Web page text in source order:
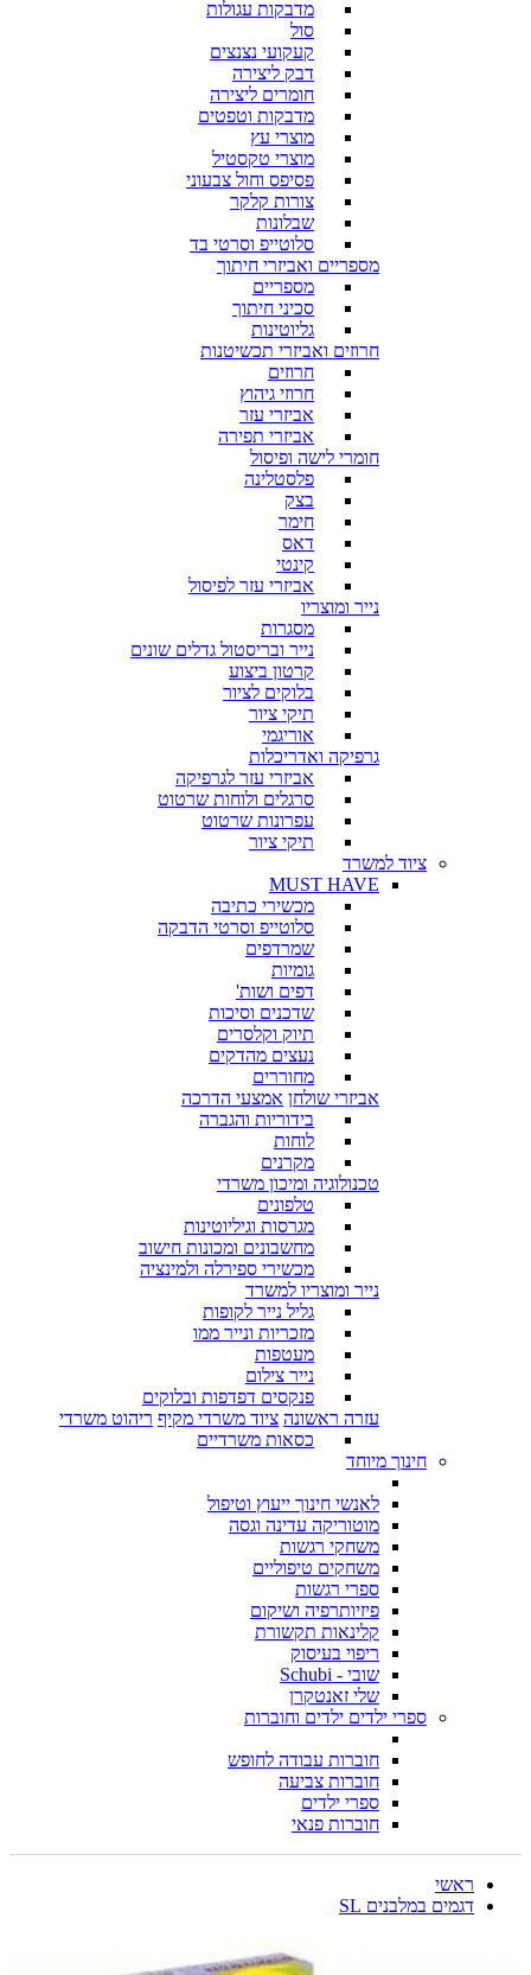
מדבקות עגולות
סול
קעקועי נצנצים
דבק ליצירה
חומרים ליצירה
מדבקות וטפטים
מוצרי עץ
מוצרי טקסטיל
פסיפס וחול צבעוני
צורות קלקר
שבלונות
סלוטייפ וסרטי בד
מספריים ואביזרי חיתוך
מספריים
סכיני חיתוך
גליוטינות
חרוזים ואביזרי תכשיטנות
חרוזים
חרוזי גיהוץ
אביזרי עזר
אביזרי תפירה
חומרי לישה ופיסול
פלסטלינה
בצק
חימר
דאס
קינטי
אביזרי עזר לפיסול
נייר ומוצריו
מסגרות
נייר ובריסטול גדלים שונים
קרטון ביצוע
בלוקים לציור
תיקי ציור
אוריגמי
גרפיקה ואדריכלות
אביזרי עזר לגרפיקה
סרגלים ולוחות שרטוט
עפרונות שרטוט
תיקי ציור
ציוד למשרד
MUST HAVE
מכשירי כתיבה
סלוטייפ וסרטי הדבקה
שמרדפים
גומיות
דפים ושות'
שדכנים וסיכות
תיוק וקלסרים
נעצים מהדקים
מחוררים
אביזרי שולחן אמצעי הדרכה
בידוריות והגברה
לוחות
מקרנים
טכנולוגיה ומיכון משרדי
טלפונים
מגרסות וגיליוטינות
מחשבונים ומכונות חישוב
מכשירי ספירלה ולמינציה
נייר ומוצריו למשרד
גליל נייר לקופות
מזכריות ונייר ממו
מעטפות
נייר צילום
פנקסים דפדפות ובלוקים
עזרה ראשונה ציוד משרדי מקיף ריהוט משרדי
כסאות משרדיים
חינוך מיוחד
לאנשי חינוך ייעוץ וטיפול
מוטוריקה עדינה וגסה
משחקי רגשות
משחקים טיפוליים
ספרי רגשות
פיזיותרפיה ושיקום
קלינאות תקשורת
ריפוי בעיסוק
שובי - Schubi
שלי זאנטקרן
ספרי ילדים ילדים וחוברות
חוברות עבודה לחופש
חוברות צביעה
ספרי ילדים
חוברות פנאי
ראשי
דגמים במלבנים SL